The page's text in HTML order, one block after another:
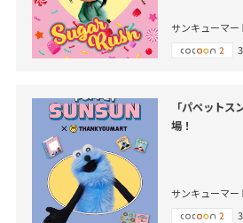
サンキューマー
「パペット
場！
サンキューマー